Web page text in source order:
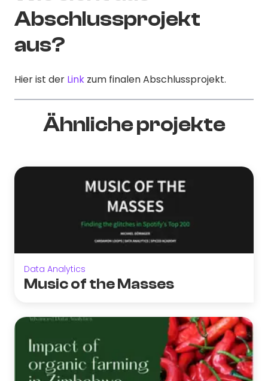
Abschlussprojekt
aus?
Hier ist der Link zum finalen Abschlussprojekt.
Ähnliche projekte
Data Analytics
Music of the Masses